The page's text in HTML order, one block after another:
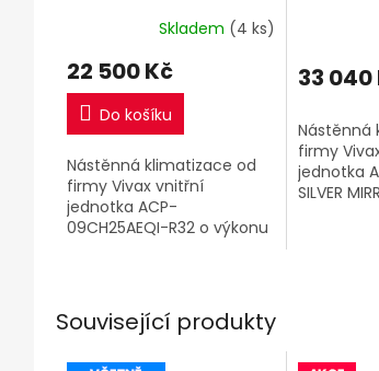
Související produkty
A
Skladem (4 ks)
22 500 Kč
Do košíku
Nástěnná klimatizace od
firmy Vivax vnitřní
jednotka ACP-
09CH25AEQI-R32 o výkonu
33 040
Nástěnná
firmy
jednotka
SILVER